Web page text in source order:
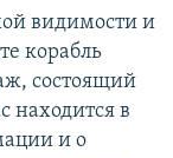
видимости и
корабль
состоящий
находится в
и о